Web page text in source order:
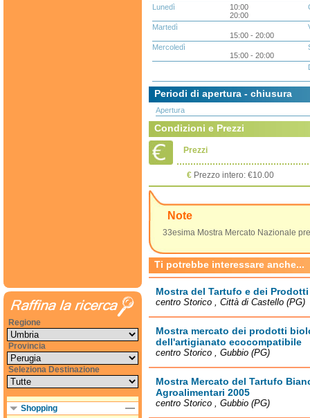
Lunedì
10:00
20:00
Martedì
15:00 - 20:00
Mercoledì
15:00 - 20:00
Periodi di apertura - chiusura
Apertura
Condizioni e Prezzi
Prezzi
€ Prezzo intero: €10.00
Note
33esima Mostra Mercato Nazionale
Ti potrebbe interessare anche...
Mostra del Tartufo e dei
centro Storico , Città di Castello (PG)
Mostra mercato dei prodotti
dell'artigianato ecocompatibile
centro Storico , Gubbio (PG)
Mostra Mercato del Tartufo
Agroalimentari 2005
centro Storico , Gubbio (PG)
Regione
Provincia
Seleziona Destinazione
Shopping